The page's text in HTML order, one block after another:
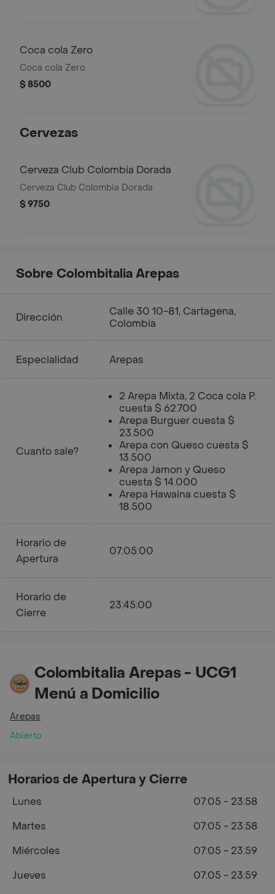
Coca cola Zero
Coca cola Zero
$ 8500
Cervezas
Cerveza Club Colombia Dorada
Cerveza Club Colombia Dorada
$ 9750
Sobre Colombitalia Arepas
Dirección
Calle 30 10-81, Cartagena,
Colombia
Especialidad Arepas
Cuanto sale?
2 Arepa Mixta, 2 Coca cola P.
cuesta $ 62.700
Arepa Burguer cuesta $
23.500
Arepa con Queso cuesta $
13.500
Arepa Jamon y Queso
cuesta $ 14.000
Arepa Hawaina cuesta $
18.500
Horario de
Apertura
07:05:00
Horario de
Cierre
23:45:00
Colombitalia Arepas - UCG1
Menú a Domicilio
Arepas
Abierto
Horarios de Apertura y Cierre
Lunes
07:05 - 23:58
Martes
07:05 - 23:58
Miércoles
07:05 - 23:59
Jueves
07:05 - 23:59